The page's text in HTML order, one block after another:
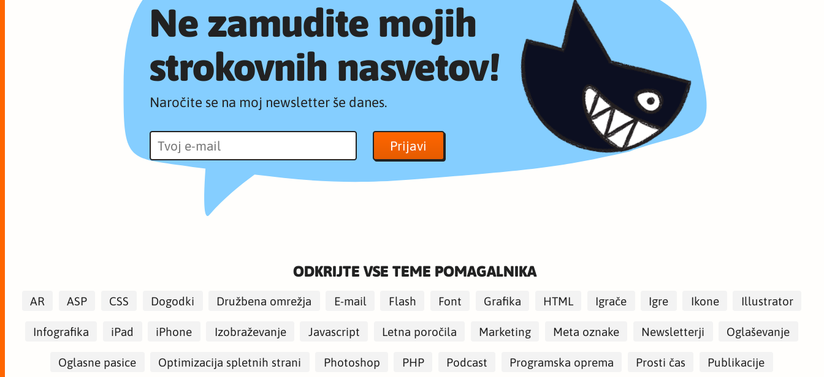
Ne zamudite mojih
strokovnih nasvetov!
Naročite se na moj newsletter še danes.
ODKRIJTE VSE TEME POMAGALNIKA
AR ASP CSS Dogodki Družbena omrežja E-mail Flash Font Grafika HTML Igrače Igre Ikone Illustrator
Infografika iPad iPhone Izobraževanje Javascript Letna poročila Marketing Meta oznake Newsletterji Oglaševanje
Oglasne pasice Optimizacija spletnih strani Photoshop PHP Podcast Programska oprema Prosti čas Publikacije